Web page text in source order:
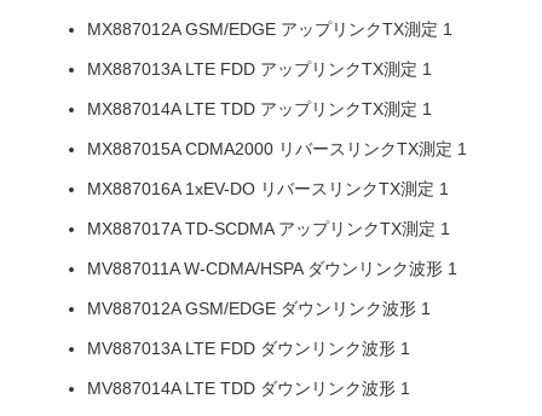
MX887012A GSM/EDGE アップリンクTX測定 1
MX887013A LTE FDD アップリンクTX測定 1
MX887014A LTE TDD アップリンクTX測定 1
MX887015A CDMA2000 リバースリンクTX測定 1
MX887016A 1xEV-DO リバースリンクTX測定 1
MX887017A TD-SCDMA アップリンクTX測定 1
MV887011A W-CDMA/HSPA ダウンリンク波形 1
MV887012A GSM/EDGE ダウンリンク波形 1
MV887013A LTE FDD ダウンリンク波形 1
MV887014A LTE TDD ダウンリンク波形 1